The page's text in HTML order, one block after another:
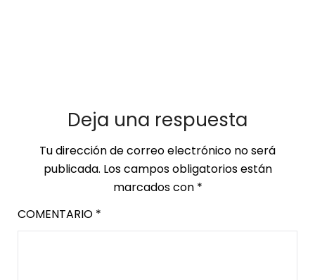
Deja una respuesta
Tu dirección de correo electrónico no será
publicada. Los campos obligatorios están
marcados con *
COMENTARIO *